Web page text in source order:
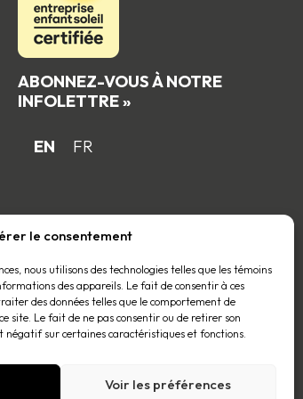
le consentement
nous utilisons des technologies telles que les témoins
des appareils. Le fait de consentir à ces
des données telles que le comportement de
site. Le fait de ne pas consentir ou de retirer son
négatif sur certaines caractéristiques et fonctions.
Voir les préférences
ABONNEZ-VOUS À NOTRE
INFOLETTRE »
EN FR